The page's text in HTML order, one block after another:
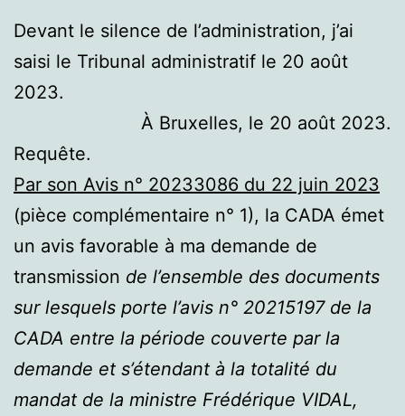
Devant le silence de l’administration, j’ai
saisi le Tribunal administratif le 20 août
2023.
À Bruxelles, le 20 août 2023.
Requête.
Par son Avis n° 20233086 du 22 juin 2023
(pièce complémentaire n° 1), la CADA émet
un avis favorable à ma demande de
transmission de l’ensemble des documents
sur lesquels porte l’avis n° 20215197 de la
CADA entre la période couverte par la
demande et s’étendant à la totalité du
mandat de la ministre Frédérique VIDAL,